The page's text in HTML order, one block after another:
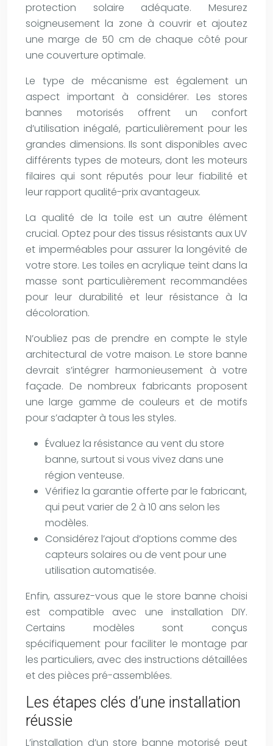
protection solaire adéquate. Mesurez
soigneusement la zone à couvrir et ajoutez
une marge de 50 cm de chaque côté pour
une couverture optimale.
Le type de mécanisme est également un
aspect important à considérer. Les stores
bannes motorisés offrent un confort
d’utilisation inégalé, particulièrement pour les
grandes dimensions. Ils sont disponibles avec
différents types de moteurs, dont les moteurs
filaires qui sont réputés pour leur fiabilité et
leur rapport qualité-prix avantageux.
La qualité de la toile est un autre élément
crucial. Optez pour des tissus résistants aux UV
et imperméables pour assurer la longévité de
votre store. Les toiles en acrylique teint dans la
masse sont particulièrement recommandées
pour leur durabilité et leur résistance à la
décoloration.
N’oubliez pas de prendre en compte le style
architectural de votre maison. Le store banne
devrait s’intégrer harmonieusement à votre
façade. De nombreux fabricants proposent
une large gamme de couleurs et de motifs
pour s’adapter à tous les styles.
Évaluez la résistance au vent du store
banne, surtout si vous vivez dans une
région venteuse.
Vérifiez la garantie offerte par le fabricant,
qui peut varier de 2 à 10 ans selon les
modèles.
Considérez l’ajout d’options comme des
capteurs solaires ou de vent pour une
utilisation automatisée.
Enfin, assurez-vous que le store banne choisi
est compatible avec une installation DIY.
Certains modèles sont conçus
spécifiquement pour faciliter le montage par
les particuliers, avec des instructions détaillées
et des pièces pré-assemblées.
Les étapes clés d’une installation
réussie
L’installation d’un store banne motorisé peut